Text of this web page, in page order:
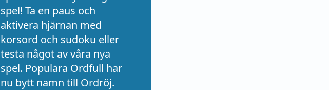
spel! Ta en paus och
aktivera hjärnan med
korsord och sudoku eller
testa något av våra nya
spel. Populära Ordfull har
nu bytt namn till Ordröj.